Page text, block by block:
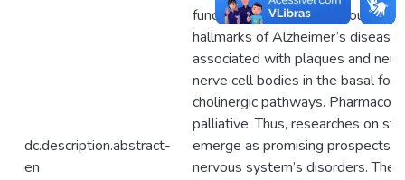
dc.description.abstract-
en
functional changes of various
hallmarks of Alzheimer’s
associated with plaques and
nerve cell bodies in the basal
cholinergic pathways.
palliative. Thus, researches on
emerge as promising prospects
nervous system’s disorders.